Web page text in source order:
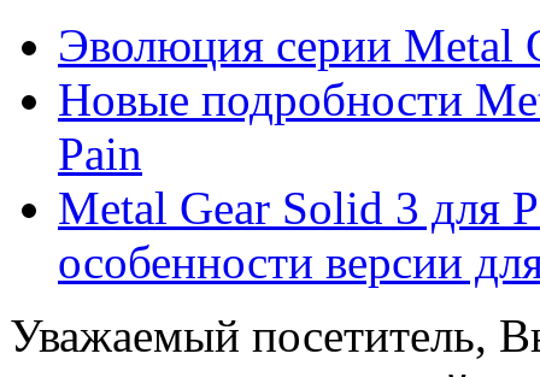
Эволюция серии Metal
Новые подробности
Pain
Metal Gear Solid 3 для
особенности версии
Уважаемый посетитель,